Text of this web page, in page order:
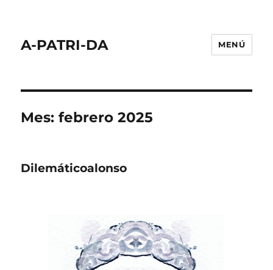
A-PATRI-DA MENÚ
Mes:febrero 2025
Dilemáticoalonso